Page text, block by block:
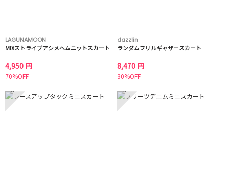
LAGUNAMOON
MIXストライプアシメヘムニットスカート
4,950 円
70%OFF
dazzlin
ランダムフリルギャザースカート
8,470 円
30%OFF
5 6